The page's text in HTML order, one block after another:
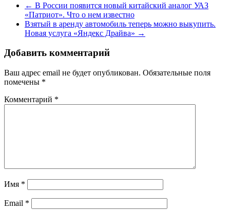
← В России появится новый китайский аналог УАЗ
«Патриот». Что о нем известно
Взятый в аренду автомобиль теперь можно выкупить.
Новая услуга «Яндекс Драйва» →
Добавить комментарий
Ваш адрес email не будет опубликован. Обязательные поля
помечены *
Комментарий *
Имя *
Email *